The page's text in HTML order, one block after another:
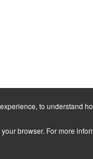
to understand
browser. For more